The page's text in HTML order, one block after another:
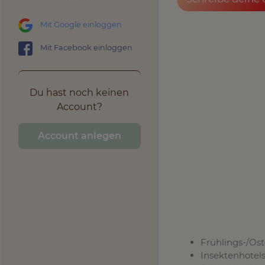
Mit Google einloggen
Mit Facebook einloggen
Du hast noch keinen
Account?
Account anlegen
Frühlings-/
Insektenhotels